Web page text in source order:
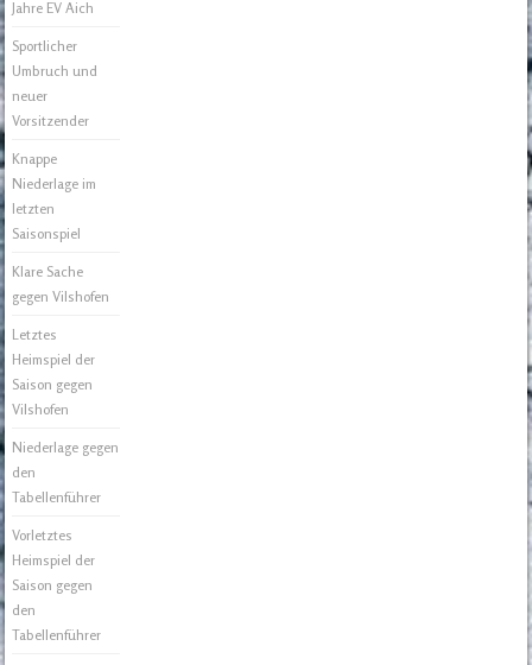
Jahre EV Aich
Sportlicher
Umbruch und
neuer
Vorsitzender
Knappe
Niederlage im
letzten
Saisonspiel
Klare Sache
gegen Vilshofen
Letztes
Heimspiel der
Saison gegen
Vilshofen
Niederlage gegen
den
Tabellenführer
Vorletztes
Heimspiel der
Saison gegen
den
Tabellenführer